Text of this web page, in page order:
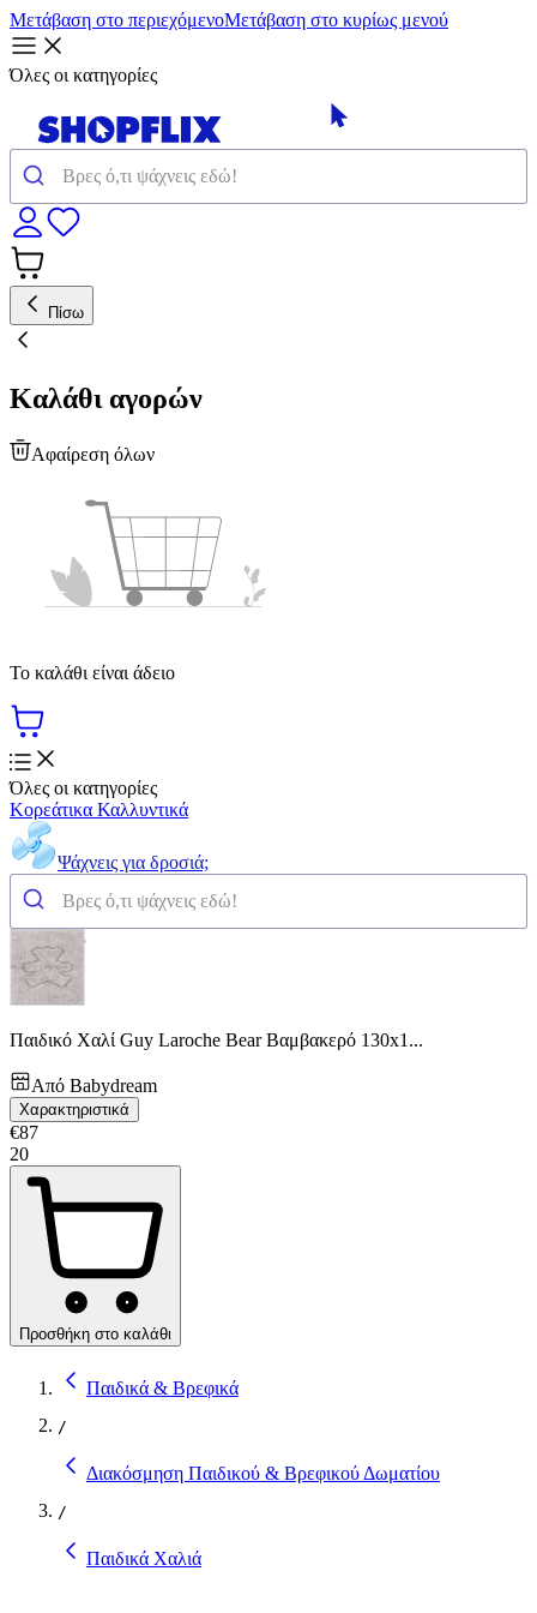
Μετάβαση στο περιεχόμενοΜετάβαση στο κυρίως μενού
Όλες οι κατηγορίες
Πίσω
Καλάθι αγορών
Αφαίρεση όλων
Το καλάθι είναι άδειο
Όλες οι κατηγορίες
Κορεάτικα Καλλυντικά
Ψάχνεις για δροσιά;
Παιδικό Χαλί Guy Laroche Bear Βαμβακερό 130x1...
Από Babydream
Χαρακτηριστικά
€87
20
Προσθήκη στο καλάθι
Παιδικά & Βρεφικά
/
Διακόσμηση Παιδικού & Βρεφικού Δωματίου
/
Παιδικά Χαλιά